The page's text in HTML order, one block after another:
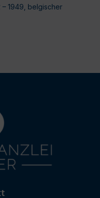
– 1949, belgischer